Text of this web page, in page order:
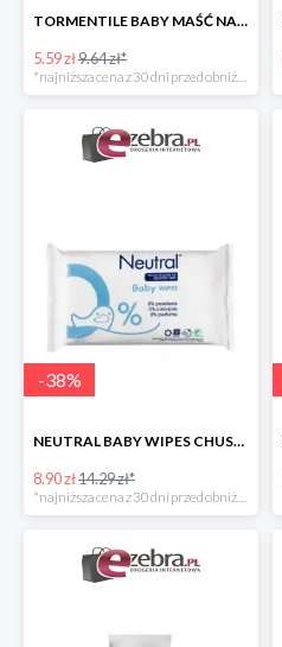
TORMENTILE BABY MAŚĆ NA ODPARZENIA PIELUSZKOWE
5.59 zł9.64 zł*
-38%
NEUTRAL BABY WIPES CHUSTECZKI NAWILŻANE DLA DZIECI
8.90 zł14.29 zł*
*najniższa cena z 30 dni przed obniżką